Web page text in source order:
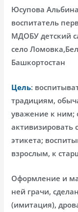
Юсупова
воспитатель
МДОБУ детский
село
Башкортостан
Цель:
традициям,
уважение к ним;
активизировать
этикета;
взрослым, к
Оформление и
ней грачи,
(имитация),